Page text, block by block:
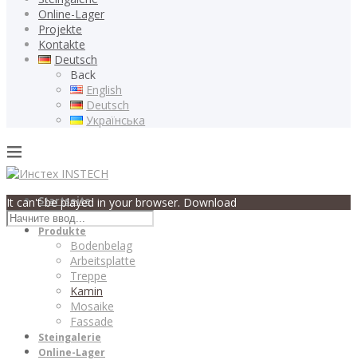
Online-Lager
Projekte
Kontakte
Deutsch
Back
English
Deutsch
Українська
INSTECH
Startseite
Über uns
Produkte
Bodenbelag
Arbeitsplatte
Treppe
Kamin
Mosaike
Fassade
Steingalerie
Online-Lager
It can't be played in your browser. Download